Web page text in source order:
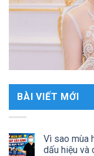
BÀI VIẾT MỚI
Vì sao mùa
dấu hiệu và